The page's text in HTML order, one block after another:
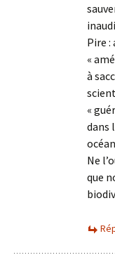
Pire
«
à
«
dans
Ne
que